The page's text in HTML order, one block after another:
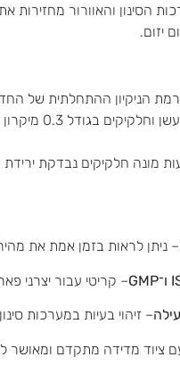
הסינון והאוורור מחזירות
יזום.
הניקיון ההתחלתית של
מונה חלקיקים נבדקת
– ניתן לראות בזמן אמת את
– קריטי עבור יצרני
– זיהוי בעיות במערכות
ציוד מדידה מתקדם ומאושר